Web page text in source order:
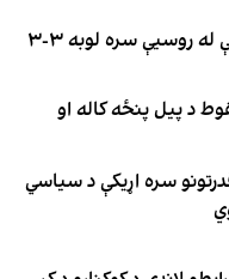
د افغانستان فوټسال ملي لوبډلې له روسیې سره لوبه ۳-۳
سقوط د پیل پنځه کاله او
سره اړیکې د سیاسي